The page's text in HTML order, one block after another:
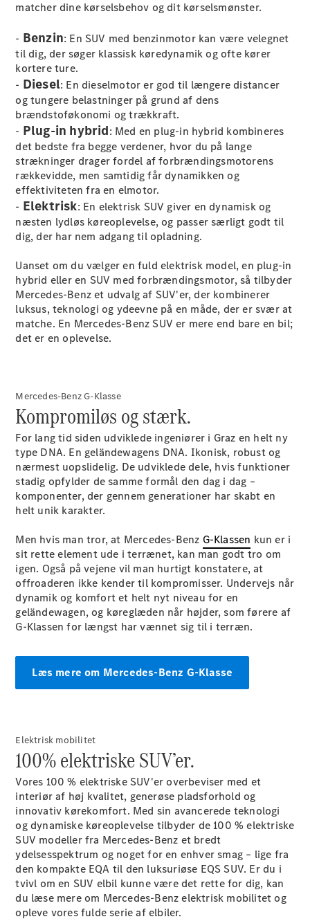
matcher dine kørselsbehov og dit kørselsmønster.
- Benzin: En SUV med benzinmotor kan være velegnet
til dig, der søger klassisk køredynamik og ofte kører
kortere ture.
- Diesel: En dieselmotor er god til længere distancer
og tungere belastninger på grund af dens
brændstoføkonomi og trækkraft.
- Plug-in hybrid: Med en plug-in hybrid kombineres
det bedste fra begge verdener, hvor du på lange
strækninger drager fordel af forbrændingsmotorens
rækkevidde, men samtidig får dynamikken og
effektiviteten fra en elmotor.
- Elektrisk: En elektrisk SUV giver en dynamisk og
næsten lydløs køreoplevelse, og passer særligt godt til
dig, der har nem adgang til opladning.
Uanset om du vælger en fuld elektrisk model, en plug-in
hybrid eller en SUV med forbrændingsmotor, så tilbyder
Mercedes-Benz et udvalg af SUV'er, der kombinerer
luksus, teknologi og ydeevne på en måde, der er svær at
matche. En Mercedes-Benz SUV er mere end bare en bil;
det er en oplevelse.
Mercedes-Benz G-Klasse
Kompromiløs og stærk.
For lang tid siden udviklede ingeniører i Graz en helt ny
type DNA. En geländewagens DNA. Ikonisk, robust og
nærmest uopslidelig. De udviklede dele, hvis funktioner
stadig opfylder de samme formål den dag i dag –
komponenter, der gennem generationer har skabt en
helt unik karakter.
Men hvis man tror, at Mercedes-Benz G-Klassen kun er i
sit rette element ude i terrænet, kan man godt tro om
igen. Også på vejene vil man hurtigt konstatere, at
offroaderen ikke kender til kompromisser. Undervejs når
dynamik og komfort et helt nyt niveau for en
geländewagen, og køreglæden når højder, som førere af
G-Klassen for længst har vænnet sig til i terræn.
Læs mere om Mercedes-Benz G-Klasse
Elektrisk mobilitet
100% elektriske SUV’er.
Vores 100 % elektriske SUV'er overbeviser med et
interiør af høj kvalitet, generøse pladsforhold og
innovativ kørekomfort. Med sin avancerede teknologi
og dynamiske køreoplevelse tilbyder de 100 % elektriske
SUV modeller fra Mercedes-Benz et bredt
ydelsesspektrum og noget for en enhver smag – lige fra
den kompakte EQA til den luksuriøse EQS SUV. Er du i
tvivl om en SUV elbil kunne være det rette for dig, kan
du læse mere om Mercedes-Benz elektrisk mobilitet og
opleve vores fulde serie af elbiler.